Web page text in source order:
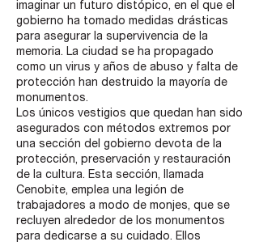
imaginar un futuro distópico, en el que el
gobierno ha tomado medidas drásticas
para asegurar la supervivencia de la
memoria. La ciudad se ha propagado
como un virus y años de abuso y falta de
protección han destruido la mayoría de
monumentos.
Los únicos vestigios que quedan han sido
asegurados con métodos extremos por
una sección del gobierno devota de la
protección, preservación y restauración
de la cultura. Esta sección, llamada
Cenobite, emplea una legión de
trabajadores a modo de monjes, que se
recluyen alrededor de los monumentos
para dedicarse a su cuidado. Ellos